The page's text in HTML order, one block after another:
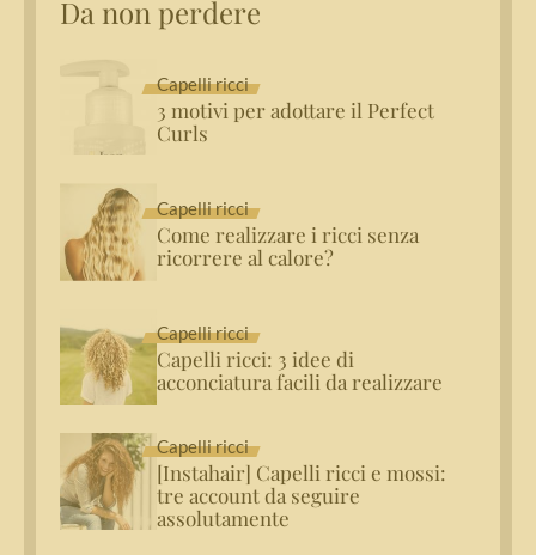
Da non perdere
Capelli ricci
3 motivi per adottare il Perfect
Curls
Capelli ricci
Come realizzare i ricci senza
ricorrere al calore?
Capelli ricci
Capelli ricci: 3 idee di
acconciatura facili da realizzare
Capelli ricci
[Instahair] Capelli ricci e mossi:
tre account da seguire
assolutamente